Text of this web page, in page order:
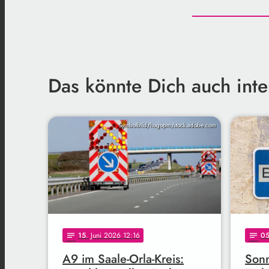
Das könnte Dich auch
Symbolbild/hugopm/stock.adobe.com
notes 15. Juni 2026 12:16
A9 im Saale-Orla-Kreis:
notes 05